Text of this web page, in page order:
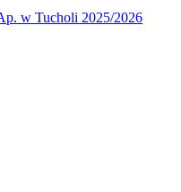
w Tucholi 2025/2026